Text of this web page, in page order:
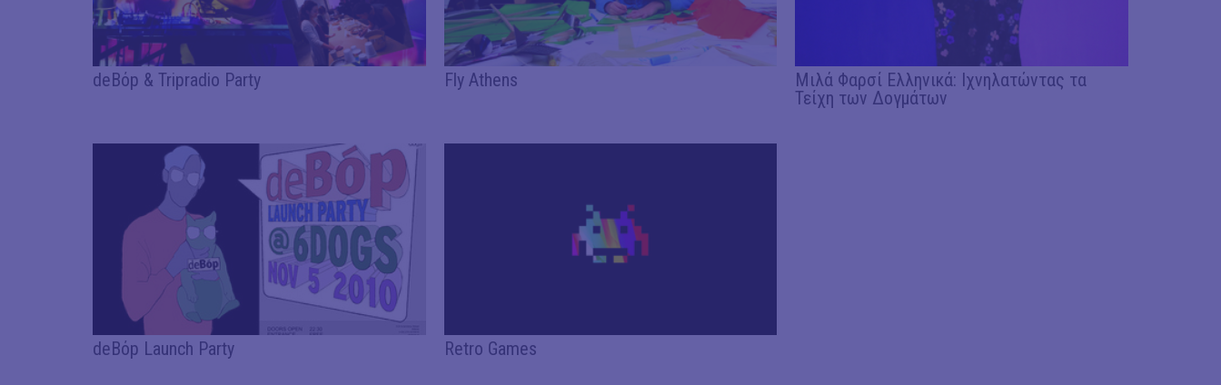
deBόp & Tripradio Party Fly Athens
Μιλά Φαρσί Ελληνικά: Ιχνηλατώντας τα
Τείχη των Δογμάτων
deBόp Launch Party Retro Games